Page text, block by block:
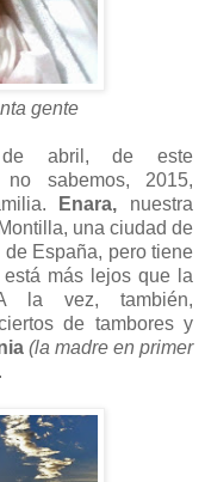
gente
abril, de este
no sabemos, 2015,
Enara, nuestra
una ciudad de
España, pero tiene
más lejos que la
la vez, también,
de tambores y
(la madre en primer
.